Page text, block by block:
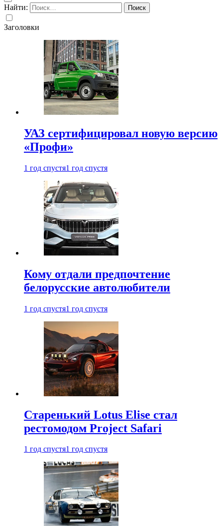
Найти:
Заголовки
УАЗ сертифицировал новую версию
«Профи»
1 год спустя1 год спустя
Кому отдали предпочтение
белорусские автолюбители
1 год спустя1 год спустя
Старенький Lotus Elise стал
рестомодом Project Safari
1 год спустя1 год спустя